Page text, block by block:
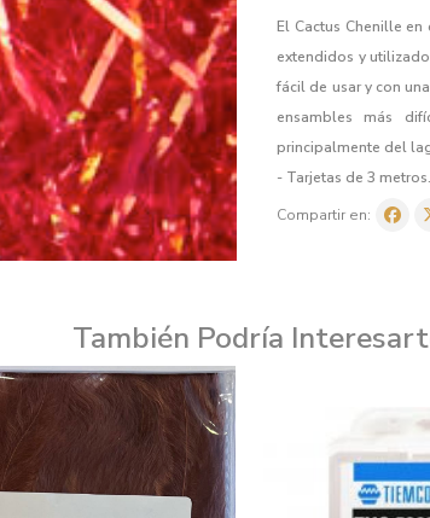
El Cactus Chenille
extendidos y
fácil de usar y con
ensambles más
principalmente del
- Tarjetas de 3 metros.
Compartir en:
También Podría